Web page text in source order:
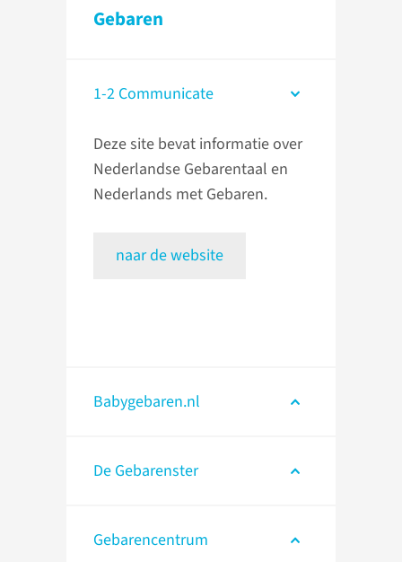
Gebaren
1-2 Communicate
Deze site bevat informatie over
Nederlandse Gebarentaal en
Nederlands met Gebaren.
naar de website
Babygebaren.nl
De Gebarenster
Gebarencentrum